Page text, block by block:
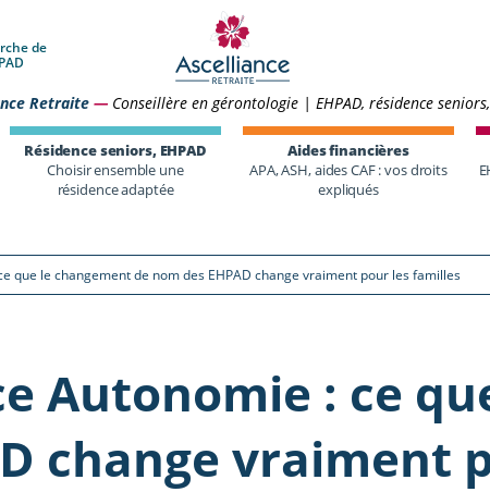
de
Retraite — Conseillère en gérontologie | EHPAD, résidence seniors,
Résidence seniors, EHPAD
Choisir ensemble une
résidence adaptée
Aides financières
APA, ASH, aides CAF : vos droits
expliqués
que le changement de nom des EHPAD change vraiment pour les familles
Autonomie : ce
change vraiment